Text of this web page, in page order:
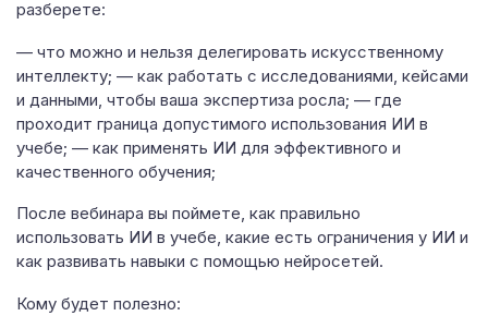
разберете:
— что можно и нельзя делегировать искусственному
интеллекту; — как работать с исследованиями, кейсами
и данными, чтобы ваша экспертиза росла; — где
проходит граница допустимого использования ИИ в
учебе; — как применять ИИ для эффективного и
качественного обучения;
После вебинара вы поймете, как правильно
использовать ИИ в учебе, какие есть ограничения у ИИ и
как развивать навыки с помощью нейросетей.
Кому будет полезно: